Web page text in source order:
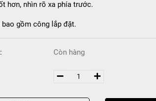
hơn, nhìn rõ xa phía trước.
bao gồm công lắp đặt.
Còn hàng